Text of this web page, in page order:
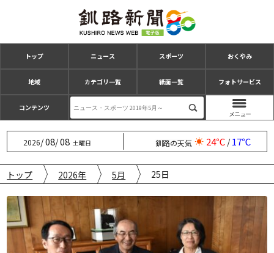
トップ ニュース スポーツ おくやみ
地域 カテゴリ一覧 紙面一覧 フォトサービス
コンテンツ
2026/08/08 土曜日 釧路の天気 24℃/17℃
トップ 2026年 5月 25日